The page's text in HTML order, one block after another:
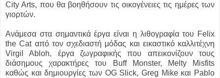
City Arts, που θα βοηθήσουν τις οικογένειες τις ημέρες των
γιορτών.
Ανάμεσα στα σημαντικά έργα είναι η λιθογραφία του Felix
the Cat από τον σχεδιαστή μόδας και εικαστικό καλλιτέχνη
Virgil Abloh, έργα ζωγραφικής που απεικονίζουν τους
διάσημους χαρακτήρες του Buff Monster, Melty Misfits
καθώς και δημιουργίες των OG Slick, Greg Mike και Pablo